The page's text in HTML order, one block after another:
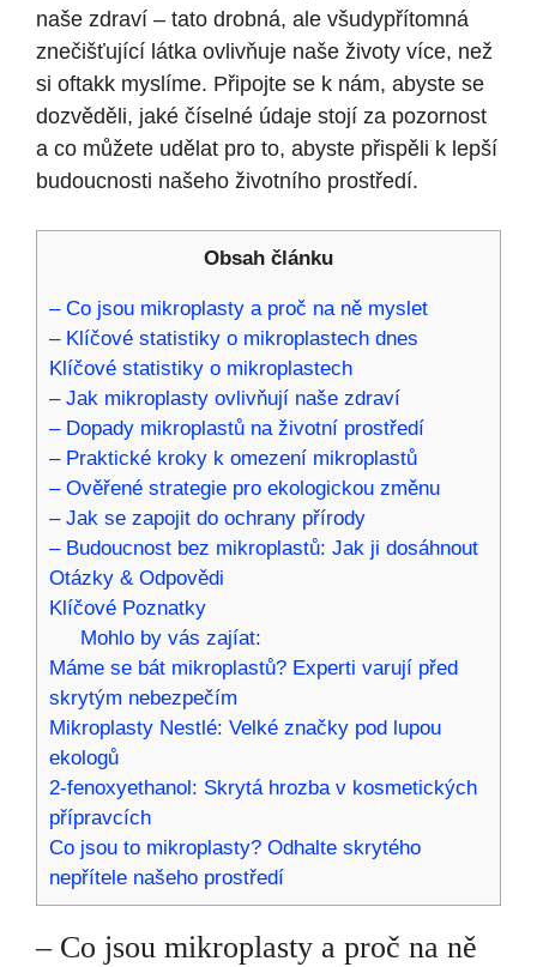
naše zdraví – tato drobná, ale všudypřítomná
znečišťující látka ovlivňuje naše životy více, než
si oftakk myslíme. Připojte se k nám, abyste se
dozvěděli, jaké číselné údaje stojí za pozornost
a co můžete udělat pro to, abyste přispěli k lepší
budoucnosti našeho životního prostředí.
Obsah článku
– Co jsou mikroplasty a proč na ně myslet
– Klíčové statistiky o mikroplastech dnes
Klíčové statistiky o mikroplastech
– Jak mikroplasty ovlivňují naše zdraví
– Dopady mikroplastů na životní prostředí
– Praktické kroky k omezení mikroplastů
– Ověřené strategie pro ekologickou změnu
– Jak se zapojit do ochrany přírody
– Budoucnost bez mikroplastů: Jak ji dosáhnout
Otázky & Odpovědi
Klíčové Poznatky
Mohlo by vás zajíat:
Máme se bát mikroplastů? Experti varují před
skrytým nebezpečím
Mikroplasty Nestlé: Velké značky pod lupou
ekologů
2-fenoxyethanol: Skrytá hrozba v kosmetických
přípravcích
Co jsou to mikroplasty? Odhalte skrytého
nepřítele našeho prostředí
– Co jsou mikroplasty a proč na ně